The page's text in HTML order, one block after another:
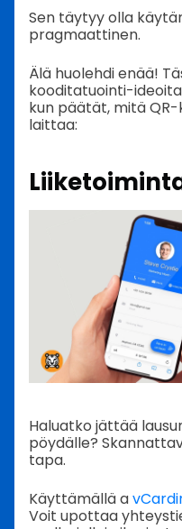
Sen täytyy olla
pragmaattinen.
Älä huolehdi enää!
kooditatuointi-
kun päätät, mitä
laittaa:
Haluatko jättää
pöydälle?
tapa.
Käyttämällä a
Voit upottaa